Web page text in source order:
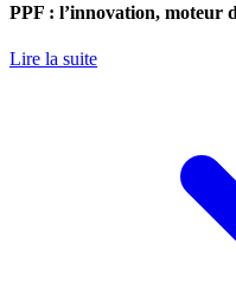
PPF : l’innovation, moteur
Lire la suite